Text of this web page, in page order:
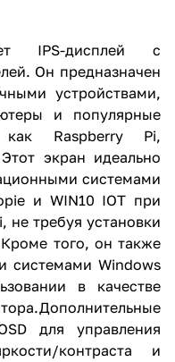
IPS-дисплей с
Он предназначен
устройствами,
и популярные
как Raspberry Pi,
экран идеально
системами
и WIN10 IOT при
не требуя установки
того, он также
системами Windows
в качестве
для управления
контраста и